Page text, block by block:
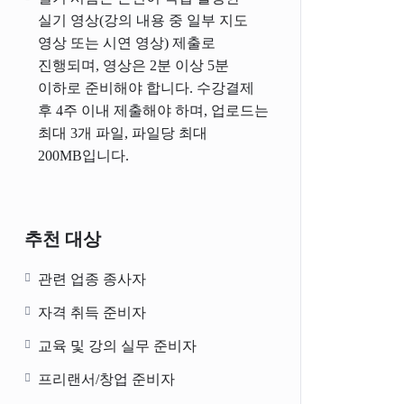
실기 영상(강의 내용 중 일부 지도
영상 또는 시연 영상) 제출로
진행되며, 영상은 2분 이상 5분
이하로 준비해야 합니다. 수강결제
후 4주 이내 제출해야 하며, 업로드는
최대 3개 파일, 파일당 최대
200MB입니다.
추천 대상
관련 업종 종사자
자격 취득 준비자
교육 및 강의 실무 준비자
프리랜서/창업 준비자